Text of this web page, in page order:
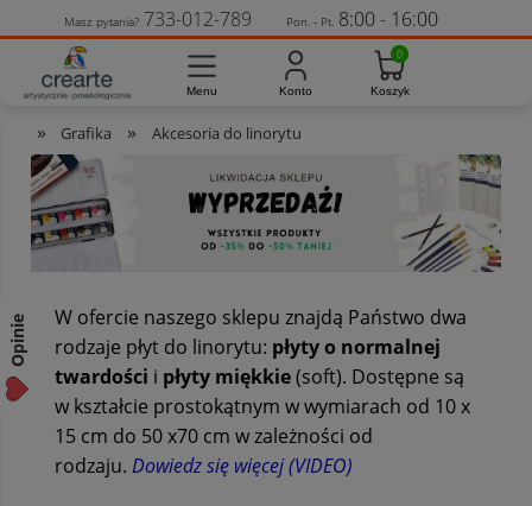
» Grafika » Akcesoria do linorytu
W ofercie naszego sklepu znajdą Państwo dwa
rodzaje płyt do linorytu: płyty o normalnej
twardości i płyty miękkie(soft). Dostępne są
w kształcie prostokątnym w wymiarach od 10 x
15 cm do 50 x70 cm w zależności od
rodzaju. Dowiedz się więcej (VIDEO)
Masz pytania? 733-012-789 Pon. - Pt. 8:00 - 16:00
Opinie